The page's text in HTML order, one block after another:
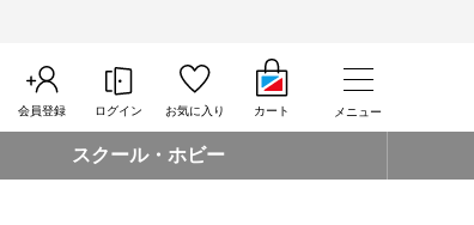
会員登録 ログイン お気に入り カート メニュー
スクール・ホビー